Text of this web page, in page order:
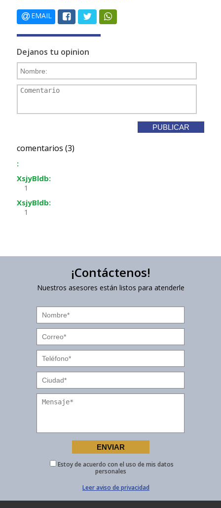
EMAIL
Dejanos tu opinion
comentarios (3)
:
XsjyBldb:
1
XsjyBldb:
1
¡Contáctenos!
Nuestros asesores están listos para atenderle
Estoy de acuerdo con el uso de mis datos
personales
Leer aviso de privacidad